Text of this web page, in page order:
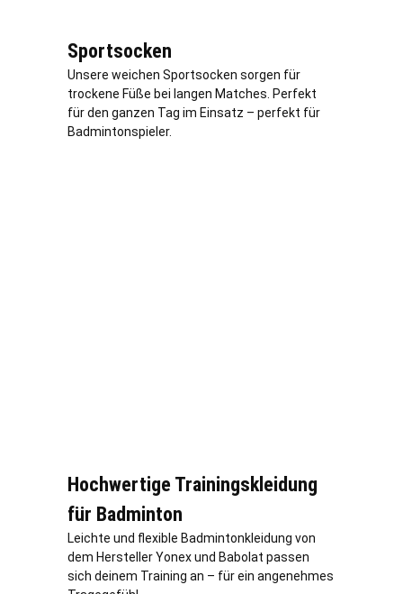
Sportsocken
Unsere weichen Sportsocken sorgen für
trockene Füße bei langen Matches. Perfekt
für den ganzen Tag im Einsatz – perfekt für
Badmintonspieler.
Hochwertige Trainingskleidung
für Badminton
Leichte und flexible Badmintonkleidung von
dem Hersteller Yonex und Babolat passen
sich deinem Training an – für ein angenehmes